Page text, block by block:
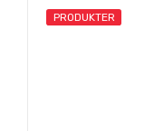
PRODUKTER